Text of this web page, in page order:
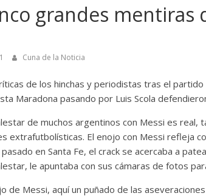
grandes mentiras
Cuna de la Noticia
de los hinchas y periodistas tras el
Maradona pasando por Luis Scola
de muchos argentinos con Messi es real,
extrafutbolísticas. El enojo con Messi refleja
en Santa Fe, el crack se acercaba a
le apuntaba con sus cámaras de fotos
de Messi, aquí un puñado de las